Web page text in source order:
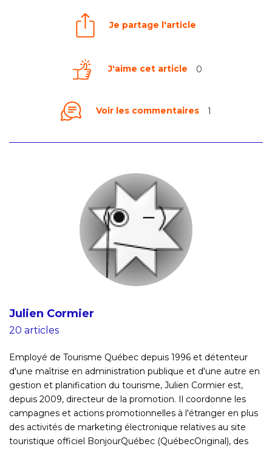
Je partage l'article
J'aime cet article 0
Voir les commentaires 1
Julien Cormier
20 articles
Employé de Tourisme Québec depuis 1996 et détenteur
d'une maîtrise en administration publique et d'une autre en
gestion et planification du tourisme, Julien Cormier est,
depuis 2009, directeur de la promotion. Il coordonne les
campagnes et actions promotionnelles à l'étranger en plus
des activités de marketing électronique relatives au site
touristique officiel BonjourQuébec (QuébecOriginal), des